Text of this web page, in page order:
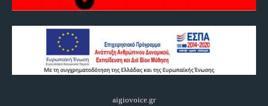
aigiovoice.gr